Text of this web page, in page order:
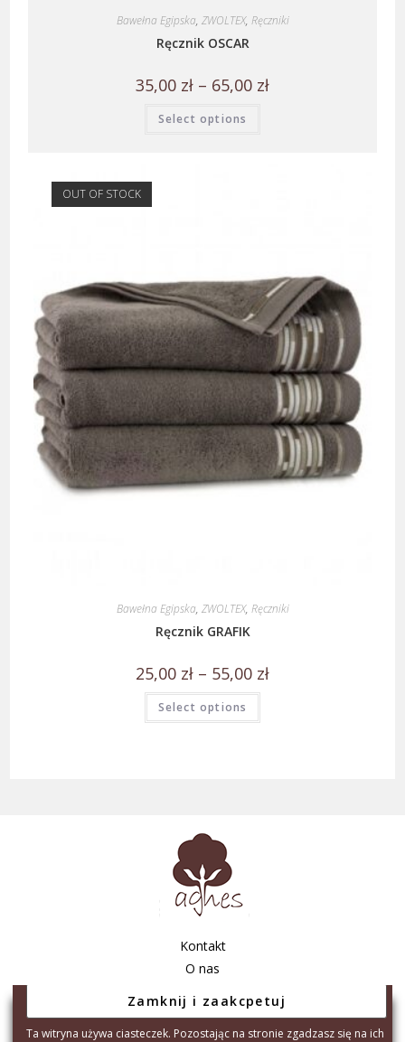
Bawełna Egipska, ZWOLTEX, Ręczniki
Ręcznik OSCAR
35,00 zł – 65,00 zł
Select options
OUT OF STOCK
Bawełna Egipska, ZWOLTEX, Ręczniki
Ręcznik GRAFIK
25,00 zł – 55,00 zł
Select options
Kontakt
O nas
Polityka prywatności
Ta witryna używa ciasteczek. Pozostając na stronie zgadzasz się na ich